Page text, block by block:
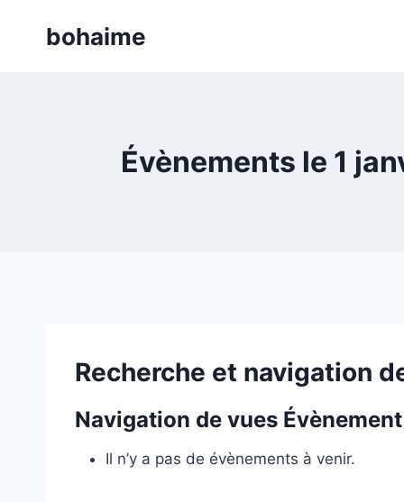
bohaime
Évènements le 1
Recherche et navigation
Navigation de vues Évènement
Il n’y a pas de évènements à venir.